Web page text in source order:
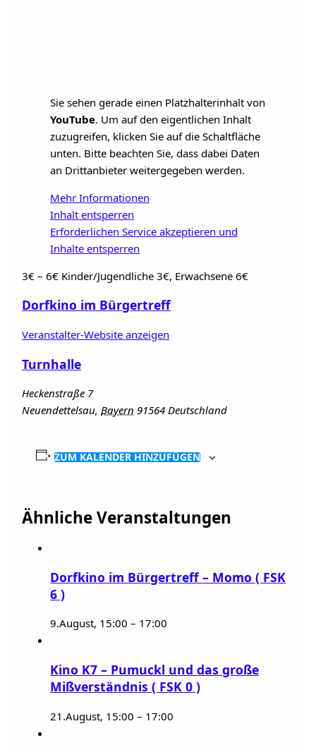
Sie sehen gerade einen Platzhalterinhalt von
YouTube. Um auf den eigentlichen Inhalt
zuzugreifen, klicken Sie auf die Schaltfläche
unten. Bitte beachten Sie, dass dabei Daten
an Drittanbieter weitergegeben werden.
Mehr Informationen
Inhalt entsperren
Erforderlichen Service akzeptieren und
Inhalte entsperren
3€ – 6€ Kinder/Jugendliche 3€, Erwachsene 6€
Dorfkino im Bürgertreff
Veranstalter-Website anzeigen
Turnhalle
Heckenstraße 7
Neuendettelsau, Bayern 91564 Deutschland
ZUM KALENDER HINZUFÜGEN
Ähnliche Veranstaltungen
Dorfkino im Bürgertreff – Momo ( FSK
6 )
9.August, 15:00 – 17:00
Kino K7 – Pumuckl und das große
Mißverständnis ( FSK 0 )
21.August, 15:00 – 17:00